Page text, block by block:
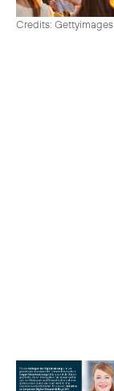
Credits: Gettyimages